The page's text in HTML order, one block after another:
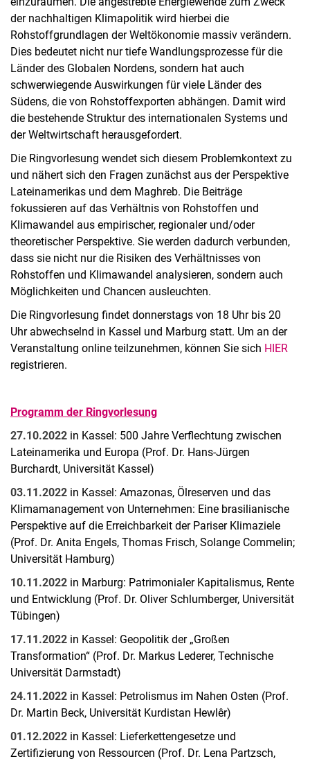
der nachhaltigen Klimapolitik wird hierbei die
Rohstoffgrundlagen der Weltökonomie massiv verändern.
Dies bedeutet nicht nur tiefe Wandlungsprozesse für die
Länder des Globalen Nordens, sondern hat auch
schwerwiegende Auswirkungen für viele Länder des
Südens, die von Rohstoffexporten abhängen. Damit wird
die bestehende Struktur des internationalen Systems und
der Weltwirtschaft herausgefordert.
Die Ringvorlesung wendet sich diesem Problemkontext zu
und nähert sich den Fragen zunächst aus der Perspektive
Lateinamerikas und dem Maghreb. Die Beiträge
fokussieren auf das Verhältnis von Rohstoffen und
Klimawandel aus empirischer, regionaler und/oder
theoretischer Perspektive. Sie werden dadurch verbunden,
dass sie nicht nur die Risiken des Verhältnisses von
Rohstoffen und Klimawandel analysieren, sondern auch
Möglichkeiten und Chancen ausleuchten.
Die Ringvorlesung findet donnerstags von 18 Uhr bis 20
Uhr abwechselnd in Kassel und Marburg statt. Um an der
Veranstaltung online teilzunehmen, können Sie sich HIER
registrieren.
Programm der Ringvorlesung
27.10.2022 in Kassel: 500 Jahre Verflechtung zwischen
Lateinamerika und Europa (Prof. Dr. Hans-Jürgen
Burchardt, Universität Kassel)
03.11.2022 in Kassel: Amazonas, Ölreserven und das
Klimamanagement von Unternehmen: Eine brasilianische
Perspektive auf die Erreichbarkeit der Pariser Klimaziele
(Prof. Dr. Anita Engels, Thomas Frisch, Solange Commelin;
Universität Hamburg)
10.11.2022 in Marburg: Patrimonialer Kapitalismus, Rente
und Entwicklung (Prof. Dr. Oliver Schlumberger, Universität
Tübingen)
17.11.2022 in Kassel: Geopolitik der „Großen
Transformation“ (Prof. Dr. Markus Lederer, Technische
Universität Darmstadt)
24.11.2022 in Kassel: Petrolismus im Nahen Osten (Prof.
Dr. Martin Beck, Universität Kurdistan Hewlêr)
01.12.2022 in Kassel: Lieferkettengesetze und
Zertifizierung von Ressourcen (Prof. Dr. Lena Partzsch,